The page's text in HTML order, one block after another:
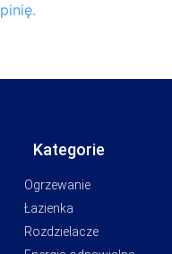
Kategorie
Ogrzewanie
Łazienka
Rozdzielacze